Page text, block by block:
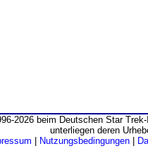
2026 beim Deutschen Star
unterliegen deren
Nutzungsbedingungen